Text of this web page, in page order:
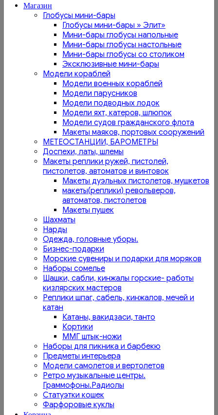
Магазин
Глобусы мини-бары
Глобусы мини-бары » Элит»
Мини-бары глобусы напольные
Мини-бары глобусы настольные
Мини-бары глобусы со столиком
Эксклюзивные мини-бары
Модели кораблей
Модели военных кораблей
Модели парусников
Модели подводных лодок
Модели яхт, катеров, шлюпок
Модели судов гражданского флота
Макеты маяков, портовых сооружений
МЕТЕОСТАНЦИИ, БАРОМЕТРЫ
Доспехи, латы, шлемы
Макеты реплики ружей, пистолей,
пистолетов, автоматов и винтовок
Макеты дуэльных пистолетов, мушкетов
макеты(реплики) револьверов,
автоматов, пистолетов
Макеты пушек
Шахматы
Нарды
Одежда, головные уборы.
Бизнес-подарки
Морские сувениры и подарки для моряков
Наборы сомелье
Шашки, сабли, кинжалы горские- работы
кизлярских мастеров
Реплики шпаг, сабель, кинжалов, мечей и
катан
Катаны, вакидзаси, танто
Кортики
ММГ штык-ножи
Наборы для пикника и барбекю
Предметы интерьера
Модели самолетов и вертолетов
Ретро музыкальные центры.
Граммофоны.Радиолы
Статуэтки кошек
Фарфоровые куклы